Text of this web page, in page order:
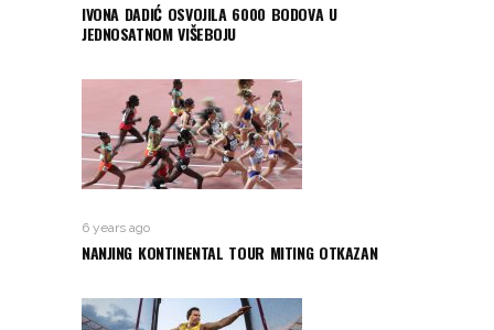
IVONA DADIĆ OSVOJILA 6000 BODOVA U
JEDNOSATNOM VIŠEBOJU
6 years ago
NANJING KONTINENTAL TOUR MITING OTKAZAN